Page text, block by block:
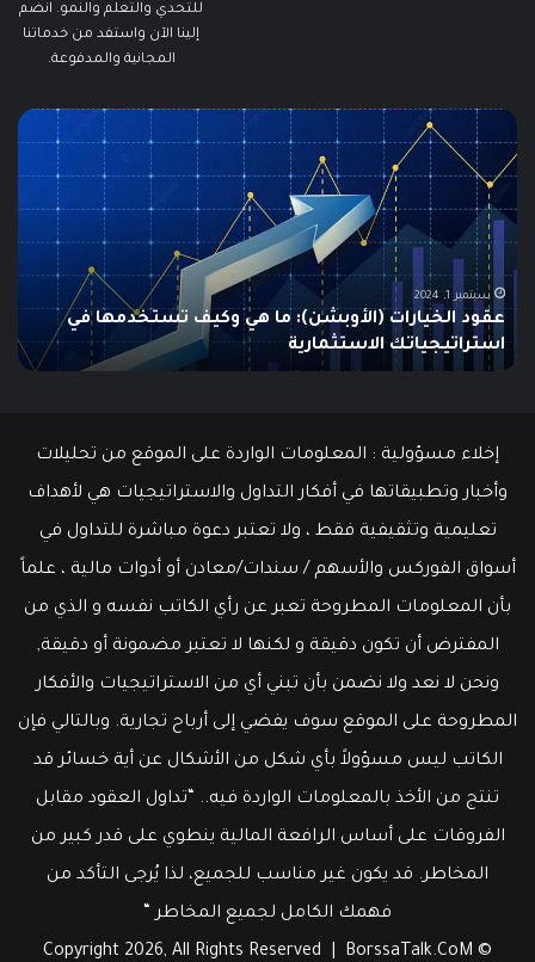
للتحدي والتعلم والنمو. انضم
إلينا الآن واستفد من خدماتنا
المجانية والمدفوعة.
ما
هو
الـ
Swing
دليلك
الشامل
للمبتدئين
يونيو 10, 2025
ما هو الـ Swing Trading؟ دليلك الشامل للمبتدئين
إخلاء مسؤولية : المعلومات الواردة على الموقع من تحليلات
وأخبار وتطبيقاتها في أفكار التداول والاستراتيجيات هي لأهداف
تعليمية وتثقيفية فقط ، ولا تعتبر دعوة مباشرة للتداول في
أسواق الفوركس والأسهم / سندات/معادن أو أدوات مالية ، علماً
بأن المعلومات المطروحة تعبر عن رأي الكاتب نفسه و الذي من
المفترض أن تكون دقيقة و لكنها لا تعتبر مضمونة أو دقيقة,
ونحن لا نعد ولا نضمن بأن تبني أي من الاستراتيجيات والأفكار
المطروحة على الموقع سوف يفضي إلى أرباح تجارية. وبالتالي فإن
الكاتب ليس مسؤولاً بأي شكل من الأشكال عن أية خسائر قد
تنتج من الأخذ بالمعلومات الواردة فيه.. “تداول العقود مقابل
الفروقات على أساس الرافعة المالية ينطوي على قدر كبير من
المخاطر. قد يكون غير مناسب للجميع، لذا يُرجى التأكد من
فهمك الكامل لجميع المخاطر “
© Copyright 2026, All Rights Reserved |
BorssaTalk.CoM